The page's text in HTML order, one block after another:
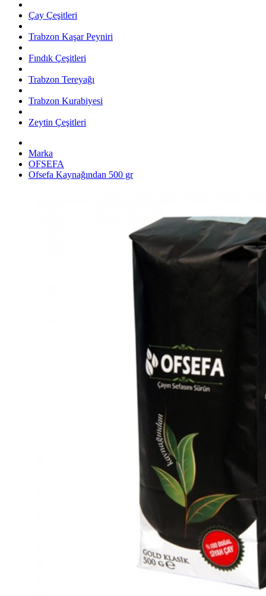
Çay Çeşitleri
Trabzon Kaşar Peyniri
Fındık Çeşitleri
Trabzon Tereyağı
Trabzon Kurabiyesi
Zeytin Çeşitleri
Marka
OFSEFA
Ofsefa Kaynağından 500 gr